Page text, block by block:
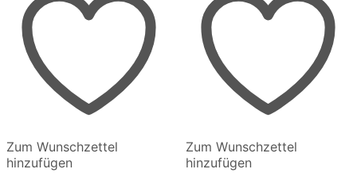
Zum Wunschzettel
hinzufügen
Zum Wunschzettel
hinzufügen